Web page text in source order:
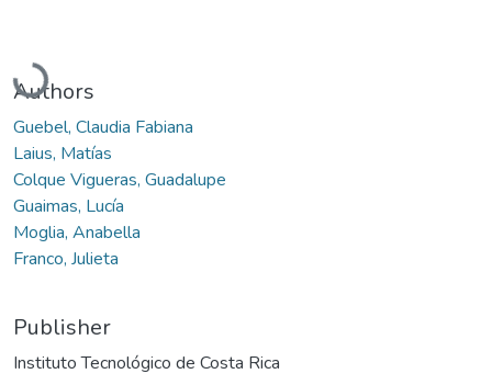
Loading...
Authors
Guebel, Claudia Fabiana
Laius, Matías
Colque Vigueras, Guadalupe
Guaimas, Lucía
Moglia, Anabella
Franco, Julieta
Publisher
Instituto Tecnológico de Costa Rica